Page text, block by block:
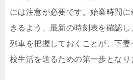
には注意が必要です。始業時間
きるよう、最新の時刻表を確認
列車を把握しておくことが、下
校生活を送るための第一歩となり